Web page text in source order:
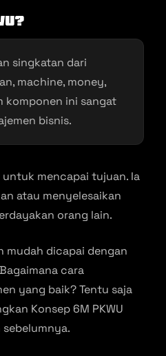
singkatan dari
machine, money,
komponen ini sangat
bisnis.
untuk mencapai tujuan. Ia
atau menyelesaikan
orang lain.
mudah dicapai dengan
cara
yang baik? Tentu saja
Konsep 6M PKWU